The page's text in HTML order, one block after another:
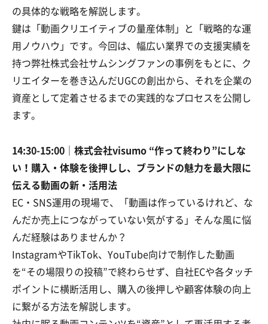
の具体的な戦略を解説します。
鍵は「動画クリエイティブの量産体制」と「戦略的な運
用ノウハウ」です。今回は、幅広い業界での支援実績を
持つ弊社株式会社サムシングファンの事例をもとに、ク
リエイターを巻き込んだUGCの創出から、それを企業の
資産として定着させるまでの実践的なプロセスを公開し
ます。
14:30-15:00｜株式会社visumo “作って終わり”にしな
い！購入・体験を後押しし、ブランドの魅力を最大限に
伝える動画の新・活用法
EC・SNS運用の現場で、「動画は作っているけれど、な
んだか売上につながっていない気がする」そんな風に悩
んだ経験はありませんか？
InstagramやTikTok、YouTube向けで制作した動画
を“その場限りの投稿”で終わらせず、自社ECや各タッチ
ポイントに横断活用し、購入の後押しや顧客体験の向上
に繋がる方法を解説します。